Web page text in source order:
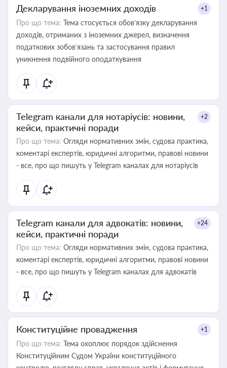
Декларування іноземних доходів +1
Про що тема: Тема стосується обов’язку декларування
доходів, отриманих з іноземних джерел, визначення
податкових зобов’язань та застосування правил
уникнення подвійного оподаткування
Telegram канали для нотаріусів: новини,
кейси, практичні поради
+2
Про що тема: Огляди нормативних змін, судова практика,
коментарі експертів, юридичні алгоритми, правові новини
- все, про що пишуть у Telegram каналах для нотаріусів
Telegram канали для адвокатів: новини,
кейси, практичні поради
+24
Про що тема: Огляди нормативних змін, судова практика,
коментарі експертів, юридичні алгоритми, правові новини
- все, про що пишуть у Telegram каналах для адвокатів
Конституційне провадження +1
Про що тема: Тема охоплює порядок здійснення
Конституційним Судом України конституційного